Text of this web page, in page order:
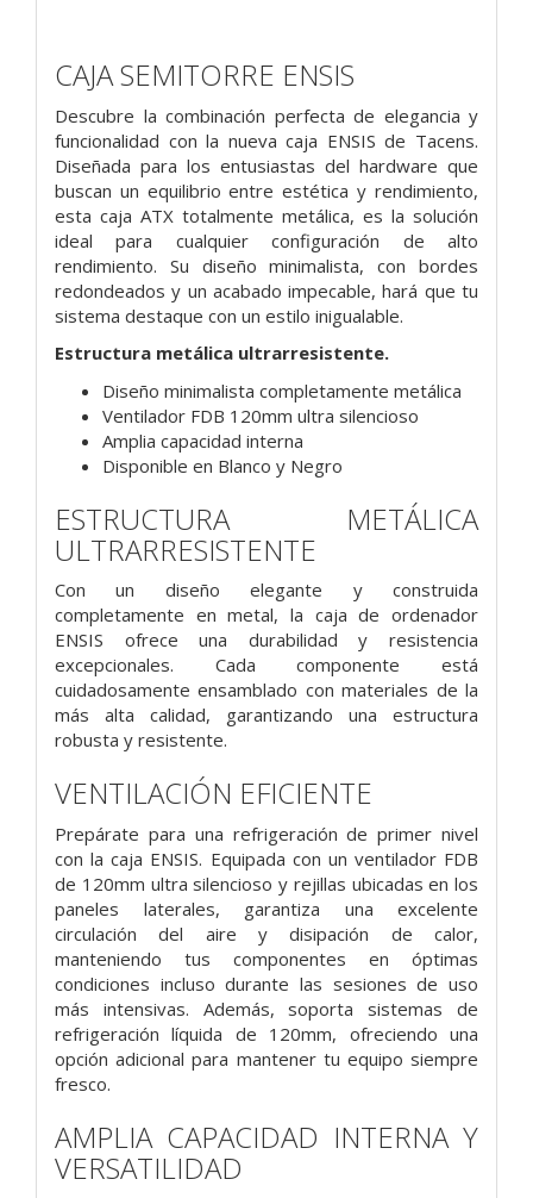
CAJA SEMITORRE ENSIS
Descubre la combinación perfecta de elegancia y
funcionalidad con la nueva caja ENSIS de Tacens.
Diseñada para los entusiastas del hardware que
buscan un equilibrio entre estética y rendimiento,
esta caja ATX totalmente metálica, es la solución
ideal para cualquier configuración de alto
rendimiento. Su diseño minimalista, con bordes
redondeados y un acabado impecable, hará que tu
sistema destaque con un estilo inigualable.
Estructura metálica ultrarresistente.
Diseño minimalista completamente metálica
Ventilador FDB 120mm ultra silencioso
Amplia capacidad interna
Disponible en Blanco y Negro
ESTRUCTURA METÁLICA
ULTRARRESISTENTE
Con un diseño elegante y construida
completamente en metal, la caja de ordenador
ENSIS ofrece una durabilidad y resistencia
excepcionales. Cada componente está
cuidadosamente ensamblado con materiales de la
más alta calidad, garantizando una estructura
robusta y resistente.
VENTILACIÓN EFICIENTE
Prepárate para una refrigeración de primer nivel
con la caja ENSIS. Equipada con un ventilador FDB
de 120mm ultra silencioso y rejillas ubicadas en los
paneles laterales, garantiza una excelente
circulación del aire y disipación de calor,
manteniendo tus componentes en óptimas
condiciones incluso durante las sesiones de uso
más intensivas. Además, soporta sistemas de
refrigeración líquida de 120mm, ofreciendo una
opción adicional para mantener tu equipo siempre
fresco.
AMPLIA CAPACIDAD INTERNA Y
VERSATILIDAD